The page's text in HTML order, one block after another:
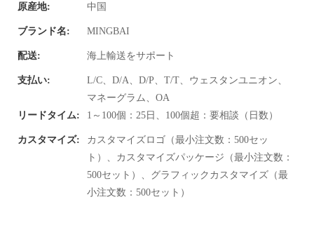
原産地: 中国
ブランド名: MINGBAI
配送: 海上輸送をサポート
支払い:
L/C、D/A、D/P、T/T、ウェスタンユニオン、
マネーグラム、OA
リードタイム:
1～100個：25日、100個超：要相談（日数）
カスタマイズ:
カスタマイズロゴ（最小注文数：500セッ
ト）、カスタマイズパッケージ（最小注文数：
500セット）、グラフィックカスタマイズ（最
小注文数：500セット）